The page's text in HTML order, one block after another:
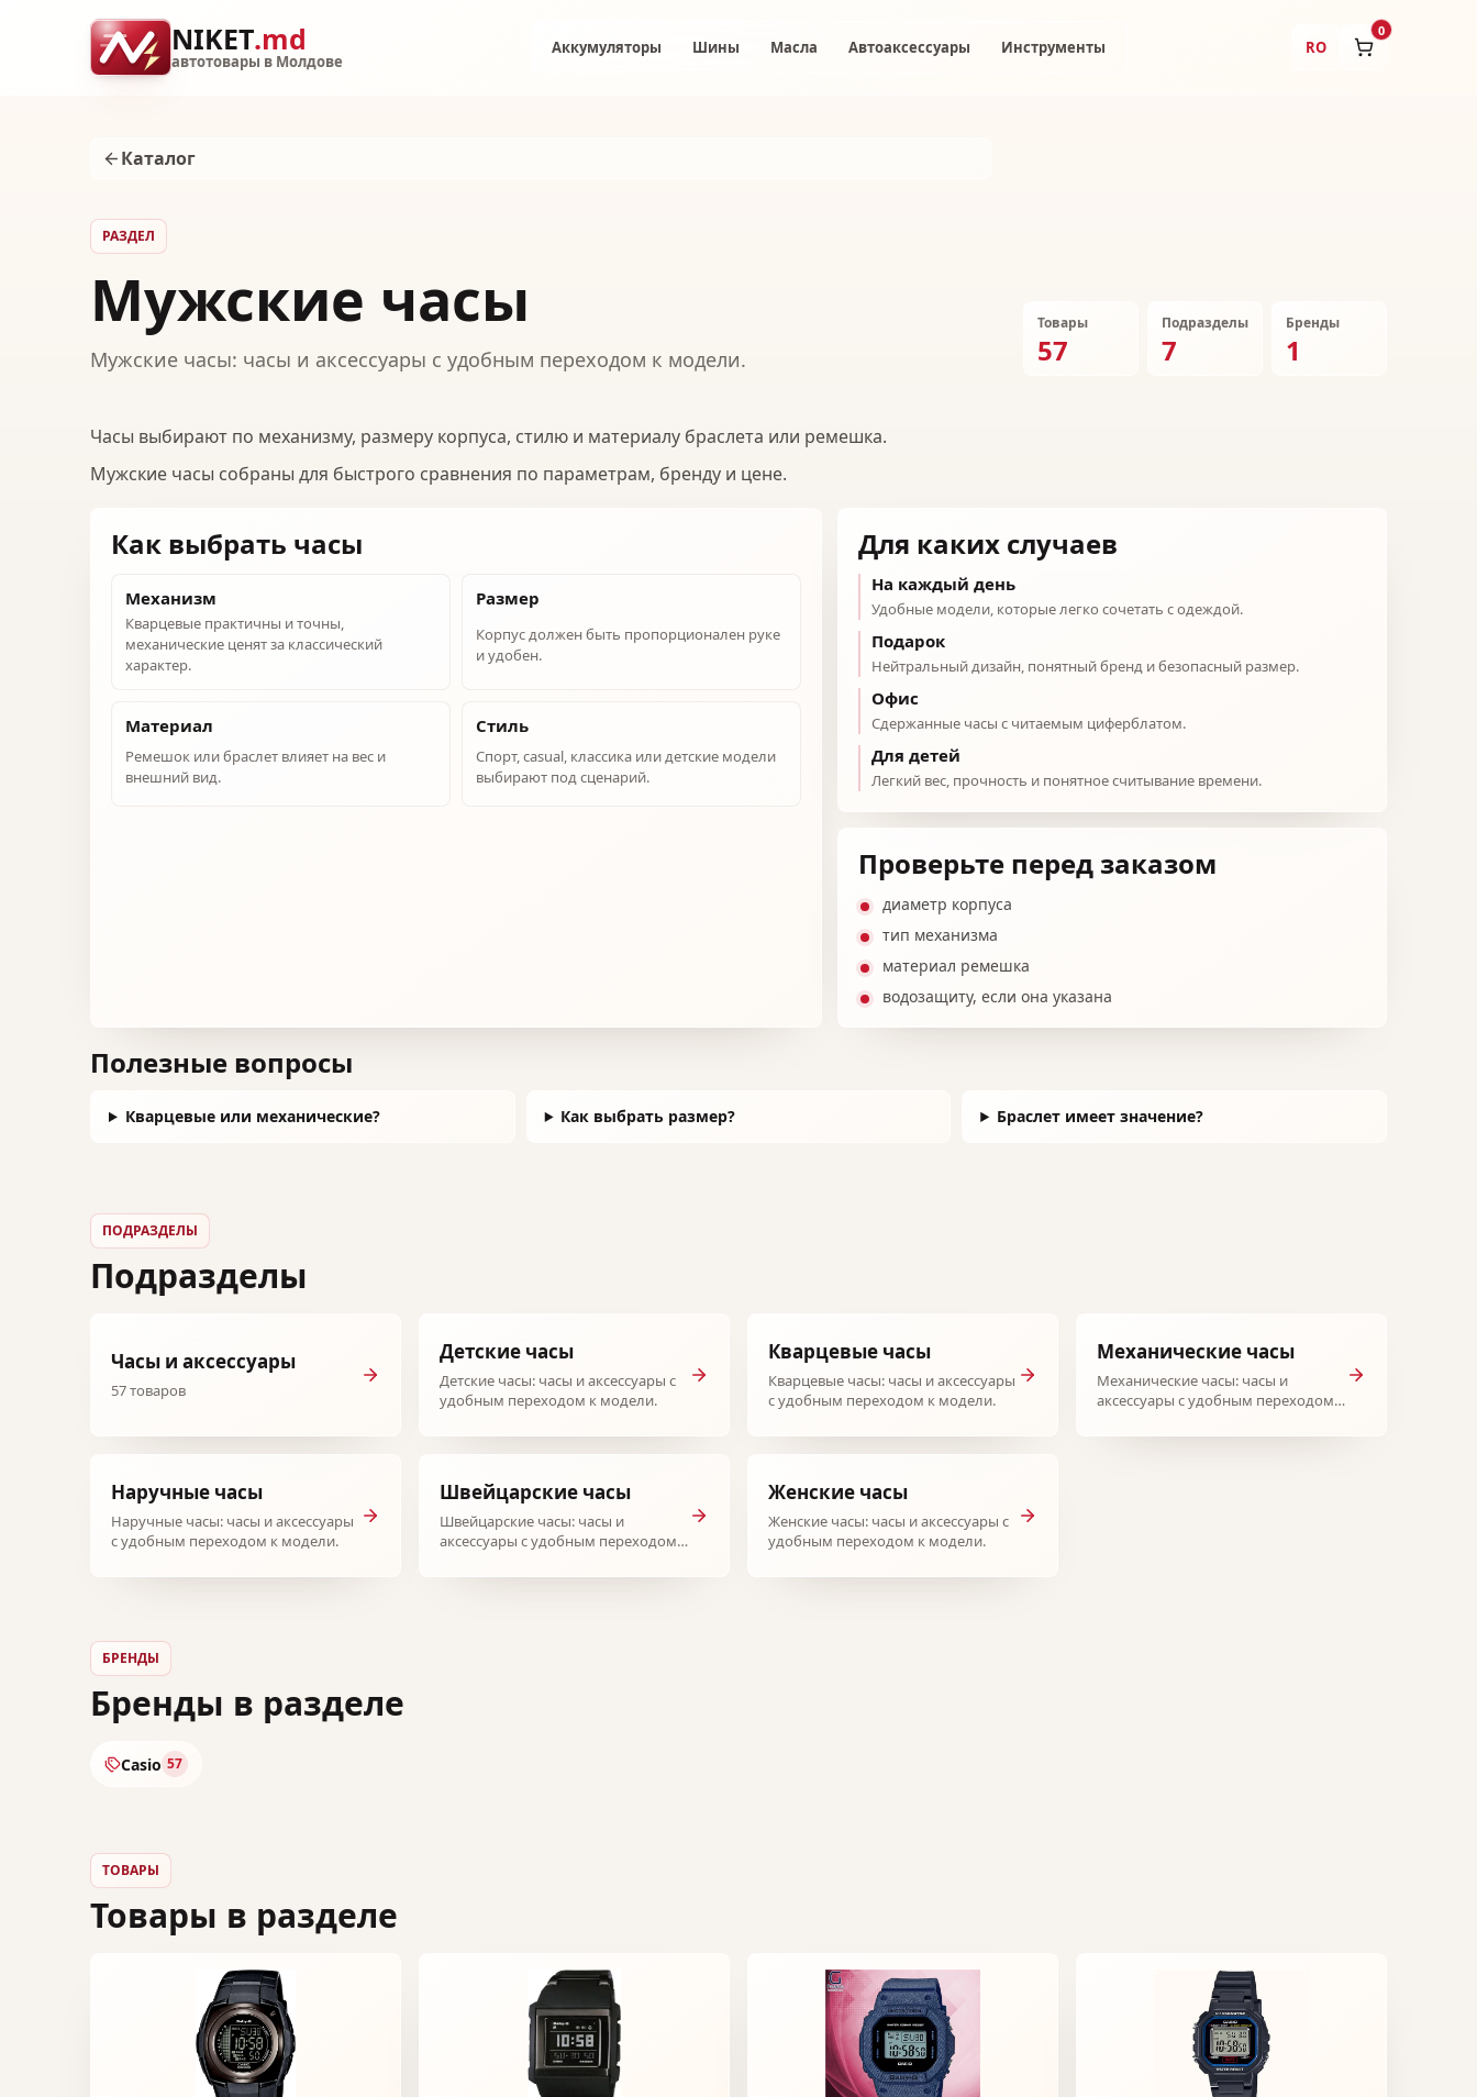
NIKET.md
автотовары в Молдове
Аккумуляторы Шины Масла Автоаксессуары Инструменты RO
0
Каталог
РАЗДЕЛ
Мужские часы
Мужские часы: часы и аксессуары с удобным переходом к модели.
Товары
57
Подразделы
7
Бренды
1
Часы выбирают по механизму, размеру корпуса, стилю и материалу браслета или ремешка.
Мужские часы собраны для быстрого сравнения по параметрам, бренду и цене.
Как выбрать часы
Механизм
Кварцевые практичны и точны,
механические ценят за классический
характер.
Размер
Корпус должен быть пропорционален руке
и удобен.
Материал
Ремешок или браслет влияет на вес и
внешний вид.
Стиль
Спорт, casual, классика или детские модели
выбирают под сценарий.
Для каких случаев
На каждый день
Удобные модели, которые легко сочетать с одеждой.
Подарок
Нейтральный дизайн, понятный бренд и безопасный размер.
Офис
Сдержанные часы с читаемым циферблатом.
Для детей
Легкий вес, прочность и понятное считывание времени.
Проверьте перед заказом
диаметр корпуса
тип механизма
материал ремешка
водозащиту, если она указана
Полезные вопросы
Кварцевые или механические? Как выбрать размер? Браслет имеет значение?
ПОДРАЗДЕЛЫ
Подразделы
Часы и аксессуары
57 товаров
Детские часы
Детские часы: часы и аксессуары с
удобным переходом к модели.
Кварцевые часы
Кварцевые часы: часы и аксессуары
с удобным переходом к модели.
Механические часы
Механические часы: часы и
аксессуары с удобным переходом к
Наручные часы
Наручные часы: часы и аксессуары
с удобным переходом к модели.
Швейцарские часы
Швейцарские часы: часы и
аксессуары с удобным переходом к
Женские часы
Женские часы: часы и аксессуары с
удобным переходом к модели.
БРЕНДЫ
Бренды в разделе
Casio 57
ТОВАРЫ
Товары в разделе